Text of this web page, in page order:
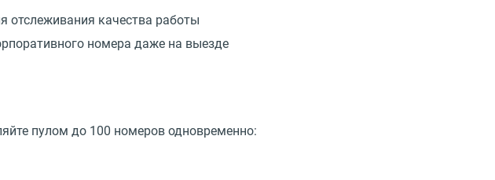
отслеживания качества работы
номера даже на выезде
пулом до 100 номеров одновременно: